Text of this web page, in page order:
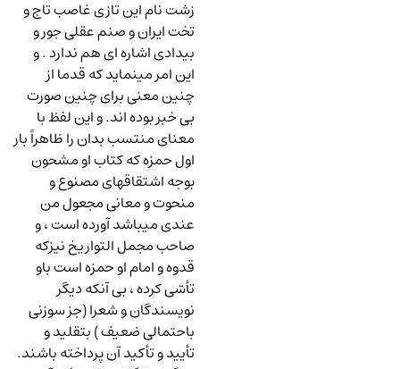
زشت نام این تازی غاصب تاج و
تخت ایران و صنم عقلی جور و
بیدادی اشاره ای هم ندارد . و
این امر مینماید که قدما از
چنین معنی برای چنین صورت
بی خبر بوده اند. و این لفظ با
معنای منتسب بدان را ظاهراً بار
اول حمزه که کتاب او مشحون
بوجه اشتقاقهای مصنوع و
منحوت و معانی مجعول من
عندی میباشد آورده است ، و
صاحب مجمل التواریخ نیزکه
قدوه و امام او حمزه است باو
تأسّی کرده ، بی آنکه دیگر
نویسندگان و شعرا (جز سوزنی
باحتمالی ضعیف ) بتقلید و
تأیید و تأکید آن پرداخته باشند.